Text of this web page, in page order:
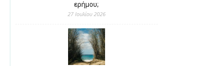
ερήμου;
27 Ιουλίου 2026